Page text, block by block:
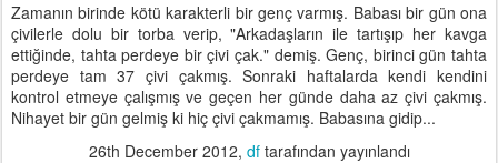
Zamanın birinde kötü karakterli bir genç varmış. Babası bir gün ona
çivilerle dolu bir torba verip, "Arkadaşların ile tartışıp her kavga
ettiğinde, tahta perdeye bir çivi çak." demiş. Genç, birinci gün tahta
perdeye tam 37 çivi çakmış. Sonraki haftalarda kendi kendini
kontrol etmeye çalışmış ve geçen her günde daha az çivi çakmış.
Nihayet bir gün gelmiş ki hiç çivi çakmamış. Babasına gidip...
26th December 2012, dftarafından yayınlandı